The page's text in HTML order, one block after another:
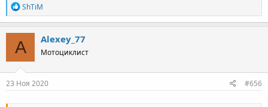
R
e
a
c
t
o
n
s
ShTiM
A Alexey_77
Мотоциклист
23 Ноя 2020 #656